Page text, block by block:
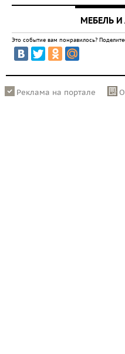
МЕБЕЛЬ И
Это событие вам понравилось?
Реклама на портале